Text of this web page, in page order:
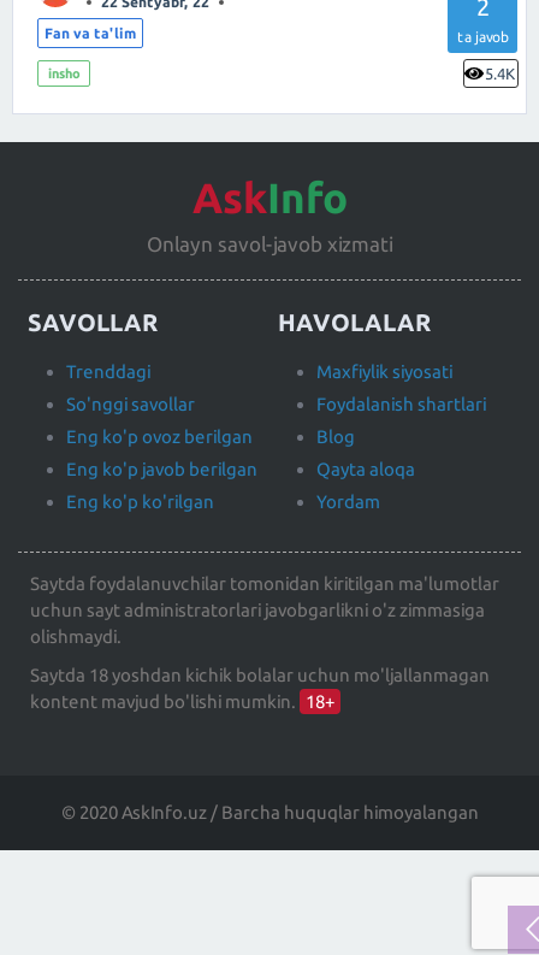
2
ta javob
5.4K
Fan va ta'lim
insho
AskInfo
Onlayn savol-javob xizmati
SAVOLLAR
Trenddagi
So'nggi savollar
Eng ko'p ovoz berilgan
Eng ko'p javob berilgan
Eng ko'p ko'rilgan
HAVOLALAR
Maxfiylik siyosati
Foydalanish shartlari
Blog
Qayta aloqa
Yordam
Saytda foydalanuvchilar tomonidan kiritilgan ma'lumotlar
uchun sayt administratorlari javobgarlikni o'z zimmasiga
olishmaydi.
Saytda 18 yoshdan kichik bolalar uchun mo'ljallanmagan
kontent mavjud bo'lishi mumkin. 18+
© 2020 AskInfo.uz / Barcha huquqlar himoyalangan